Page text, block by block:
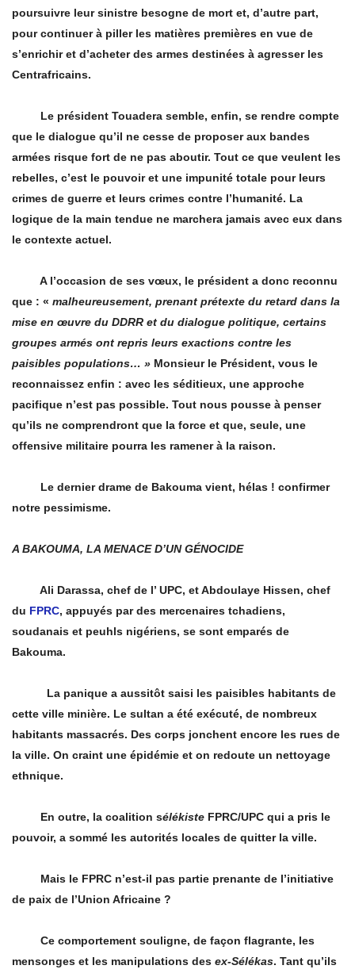
poursuivre leur sinistre besogne de mort et, d’autre part,
pour continuer à piller les matières premières en vue de
s’enrichir et d’acheter des armes destinées à agresser les
Centrafricains.
Le président Touadera semble, enfin, se rendre compte
que le dialogue qu’il ne cesse de proposer aux bandes
armées risque fort de ne pas aboutir. Tout ce que veulent les
rebelles, c’est le pouvoir et une impunité totale pour leurs
crimes de guerre et leurs crimes contre l’humanité. La
logique de la main tendue ne marchera jamais avec eux dans
le contexte actuel.
A l’occasion de ses vœux, le président a donc reconnu
que : « malheureusement, prenant prétexte du retard dans la
mise en œuvre du DDRR et du dialogue politique, certains
groupes armés ont repris leurs exactions contre les
paisibles populations… » Monsieur le Président, vous le
reconnaissez enfin : avec les séditieux, une approche
pacifique n’est pas possible. Tout nous pousse à penser
qu’ils ne comprendront que la force et que, seule, une
offensive militaire pourra les ramener à la raison.
Le dernier drame de Bakouma vient, hélas ! confirmer
notre pessimisme.
A BAKOUMA, LA MENACE D’UN GÉNOCIDE
Ali Darassa, chef de l’ UPC, et Abdoulaye Hissen, chef
du FPRC, appuyés par des mercenaires tchadiens,
soudanais et peuhls nigériens, se sont emparés de
Bakouma.
La panique a aussitôt saisi les paisibles habitants de
cette ville minière. Le sultan a été exécuté, de nombreux
habitants massacrés. Des corps jonchent encore les rues de
la ville. On craint une épidémie et on redoute un nettoyage
ethnique.
En outre, la coalition sélékiste FPRC/UPC qui a pris le
pouvoir, a sommé les autorités locales de quitter la ville.
Mais le FPRC n’est-il pas partie prenante de l’initiative
de paix de l’Union Africaine ?
Ce comportement souligne, de façon flagrante, les
mensonges et les manipulations des ex-Sélékas. Tant qu’ils